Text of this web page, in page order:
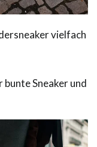
vielfach
Sneaker und